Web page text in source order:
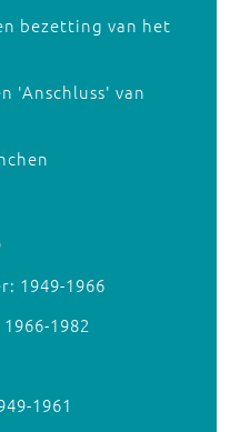
bezetting van het
'Anschluss' van
1949-1966
1982
1961